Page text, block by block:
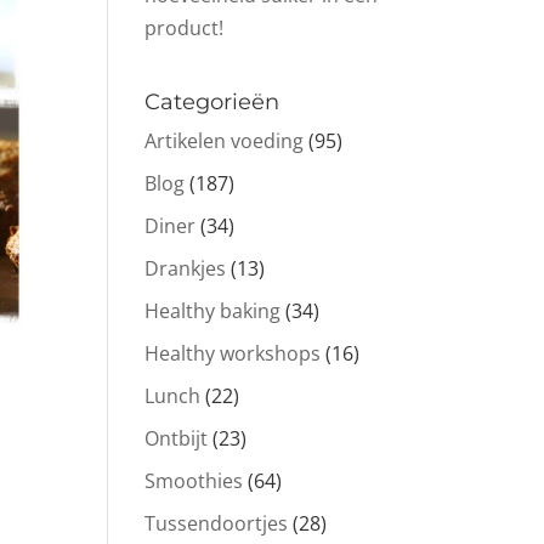
product!
Categorieën
Artikelen voeding(95)
Blog(187)
Diner(34)
Drankjes (13)
Healthy baking(34)
Healthy workshops (16)
Lunch (22)
Ontbijt(23)
Smoothies (64)
Tussendoortjes (28)